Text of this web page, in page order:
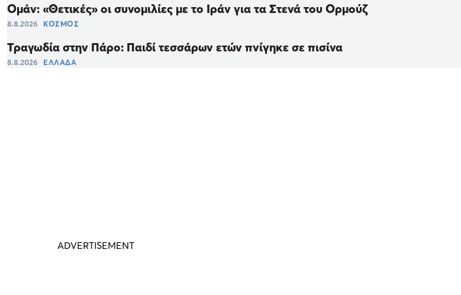
Ομάν: «Θετικές» οι συνομιλίες με το Ιράν για τα Στενά του Ορμούζ
8.8.2026 ΚΟΣΜΟΣ
Τραγωδία στην Πάρο: Παιδί τεσσάρων ετών πνίγηκε σε πισίνα
8.8.2026 ΕΛΛΑΔΑ